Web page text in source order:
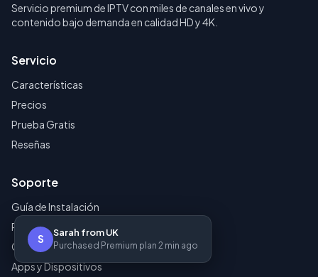
Servicio premium de IPTV con miles de canales en vivo y
contenido bajo demanda en calidad HD y 4K.
Servicio
Características
Precios
Prueba Gratis
Reseñas
Soporte
Guía de Instalación
Preguntas
Contáctenos
Apps y Dispositivos
S Sarah from UK
Purchased Premium plan 2 min ago